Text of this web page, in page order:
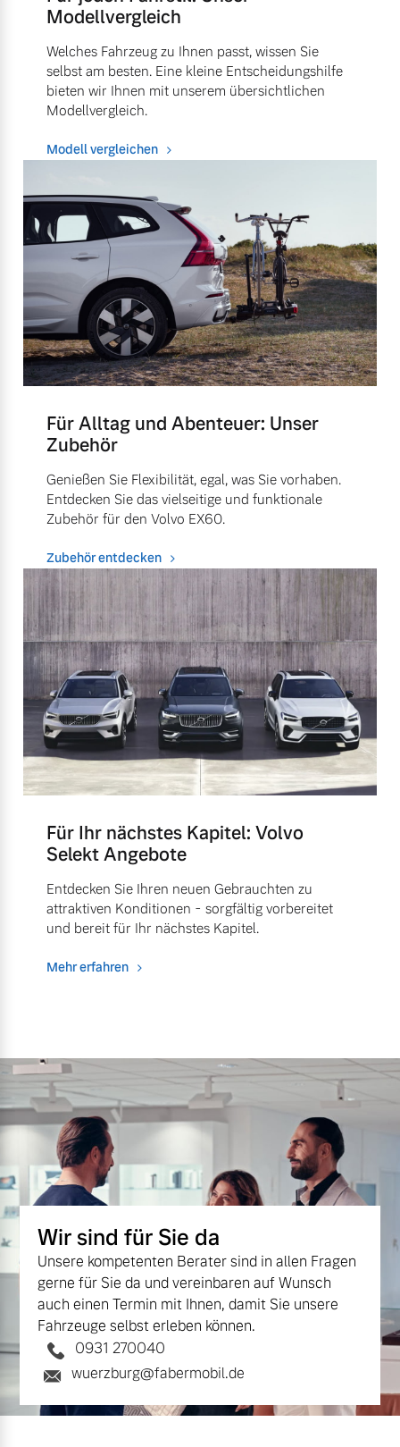
Modellvergleich
Welches Fahrzeug zu Ihnen passt, wissen Sie
selbst am besten. Eine kleine Entscheidungshilfe
bieten wir Ihnen mit unserem übersichtlichen
Modellvergleich.
Modell vergleichen
Für Alltag und Abenteuer: Unser
Zubehör
Genießen Sie Flexibilität, egal, was Sie vorhaben.
Entdecken Sie das vielseitige und funktionale
Zubehör für den Volvo EX60.
Zubehör entdecken
Für Ihr nächstes Kapitel: Volvo
Selekt Angebote
Entdecken Sie Ihren neuen Gebrauchten zu
attraktiven Konditionen - sorgfältig vorbereitet
und bereit für Ihr nächstes Kapitel.
Mehr erfahren
Wir sind für Sie da
Unsere kompetenten Berater sind in allen Fragen
gerne für Sie da und vereinbaren auf Wunsch
auch einen Termin mit Ihnen, damit Sie unsere
Fahrzeuge selbst erleben können.
0931 270040
wuerzburg@fabermobil.de